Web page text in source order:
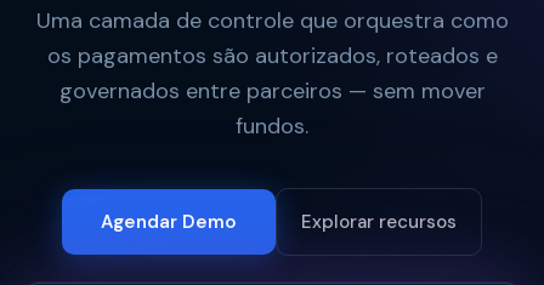
Uma camada de controle que orquestra como
os pagamentos são autorizados, roteados e
governados entre parceiros — sem mover
fundos.
Agendar Demo Explorar recursos